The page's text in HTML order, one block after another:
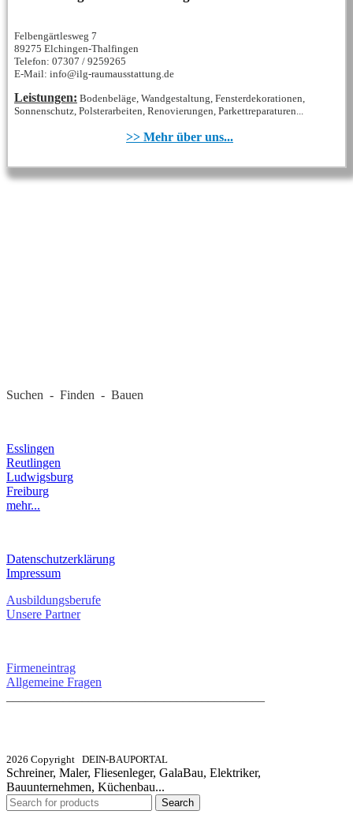
Felbengärtlesweg 7
89275 Elchingen-Thalfingen
Telefon: 07307 / 9259265
E-Mail: info@ilg-raumausstattung.de
Leistungen: Bodenbeläge, Wandgestaltung, Fensterdekorationen,
Sonnenschutz, Polsterarbeiten, Renovierungen, Parkettreparaturen...
>> Mehr über uns...
Suchen - Finden - Bauen
Esslingen
Reutlingen
Ludwigsburg
Freiburg
mehr...
Datenschutzerklärung
Impressum
Ausbildungsberufe
Unsere Partner
Firmeneintrag
Allgemeine Fragen
2026 Copyright DEIN-BAUPORTAL
Schreiner, Maler, Fliesenleger, GalaBau, Elektriker,
Bauunternehmen, Küchenbau...
Search